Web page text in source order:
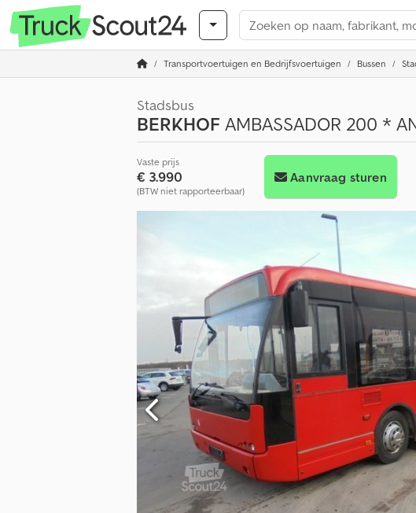
Transportvoertuigen en Bedrijfsvoertuigen Bussen
Stadsbus
BERKHOF AMBASSADOR 200 *
Vaste prijs
€ 3.990
(BTW niet rapporteerbaar)
Aanvraag sturen